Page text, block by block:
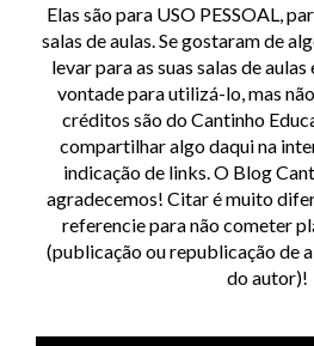
Elas são para USO PESSOAL,
salas de aulas. Se gostaram de
levar para as suas salas de
vontade para utilizá-lo, mas
créditos são do Cantinho
compartilhar algo daqui na
indicação de links. O Blog
agradecemos! Citar é muito
referencie para não cometer
(publicação ou republicação de
do autor)!